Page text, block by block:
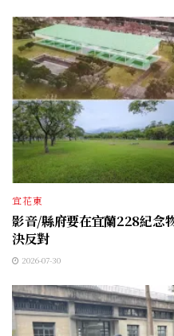
宜花東
影音/縣府要在宜蘭228紀念
決反對
2026-07-30